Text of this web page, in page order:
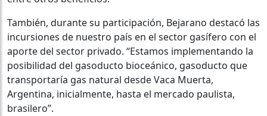
También, durante su participación, Bejarano destacó las
incursiones de nuestro país en el sector gasífero con el
aporte del sector privado. “Estamos implementando la
posibilidad del gasoducto bioceánico, gasoducto que
transportaría gas natural desde Vaca Muerta,
Argentina, inicialmente, hasta el mercado paulista,
brasilero”.